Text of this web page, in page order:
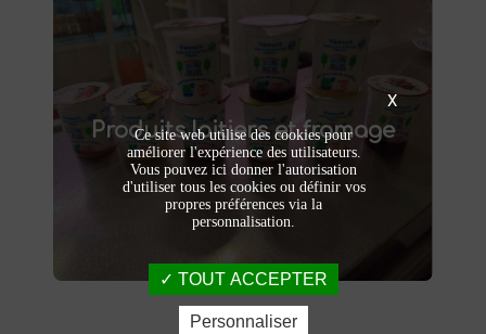
Produits laitiers et fromage
Produits laitiers et fromage
Dégustez nos
produits laitiers et fromages à
Saint-Saulve
. Yaourts crémeux, fromages
affinés et autres délices laitiers vous
attendent dans notre ferme. Livraison et
vente directe à la ferme pour une fraîcheur
garantie.
X
Ce site web utilise des cookies pour
améliorer l'expérience des utilisateurs.
Vous pouvez ici donner l'autorisation
d'utiliser tous les cookies ou définir vos
propres préférences via la
personnalisation.
TOUT ACCEPTER
Personnaliser